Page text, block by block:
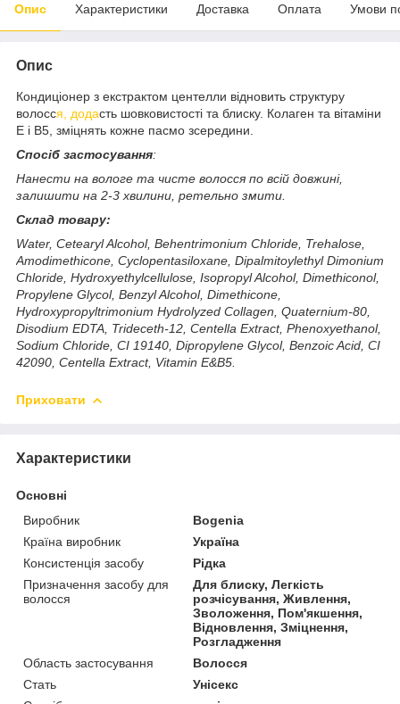
Опис Характеристики Доставка Оплата Умови
Опис
Кондиціонер з екстрактом центелли відновить структуру
волосся, додасть шовковистості та блиску. Колаген та вітаміни
Е і В5, зміцнять кожне пасмо зсередини.
Спосіб застосування:
Нанести на вологе та чисте волосся по всій довжині,
залишити на 2-3 хвилини, ретельно змити.
Склад товару:
Water, Cetearyl Alcohol, Behentrimonium Chloride, Trehalose,
Amodimethicone, Cyclopentasiloxane, Dipalmitoylethyl Dimonium
Chloride, Hydroxyethylcellulose, Isopropyl Alcohol, Dimethiconol,
Propylene Glycol, Benzyl Alcohol, Dimethicone,
Hydroxypropyltrimonium Hydrolyzed Collagen, Quaternium-80,
Disodium EDTA, Trideceth-12, Centella Extract, Phenoxyethanol,
Sodium Chloride, CI 19140, Dipropylene Glycol, Benzoic Acid, CI
42090, Centella Extract, Vitamin E&B5.
Приховати
Характеристики
Основні
Виробник
Bogenia
Країна виробник
Україна
Консистенція засобу
Рідка
Призначення засобу для
волосся
Для блиску, Легкість
розчісування, Живлення,
Зволоження, Пом'якшення,
Відновлення, Зміцнення,
Розгладження
Область застосування
Волосся
Стать
Унісекс